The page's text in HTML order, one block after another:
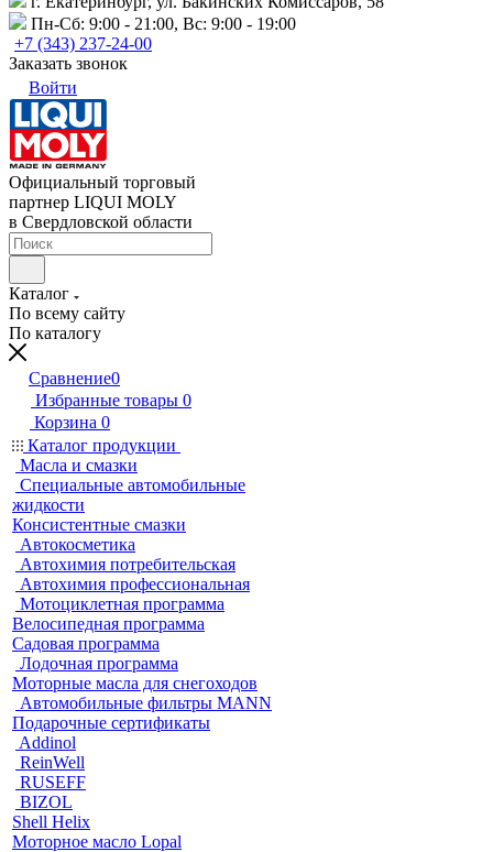
Пн-Сб: 9:00 - 21:00, Вс: 9:00 - 19:00
+7 (343) 237-24-00
Заказать звонок
Войти
Официальный торговый
партнер LIQUI MOLY
в Свердловской области
Каталог
По всему сайту
По каталогу
Сравнение0
Избранные товары 0
Корзина 0
Каталог продукции
Масла и смазки
Специальные автомобильные
жидкости
Консистентные смазки
Автокосметика
Автохимия потребительская
Автохимия профессиональная
Мотоциклетная программа
Велосипедная программа
Садовая программа
Лодочная программа
Моторные масла для снегоходов
Автомобильные фильтры MANN
Подарочные сертификаты
Addinol
ReinWell
RUSEFF
BIZOL
Shell Helix
Моторное масло Lopal